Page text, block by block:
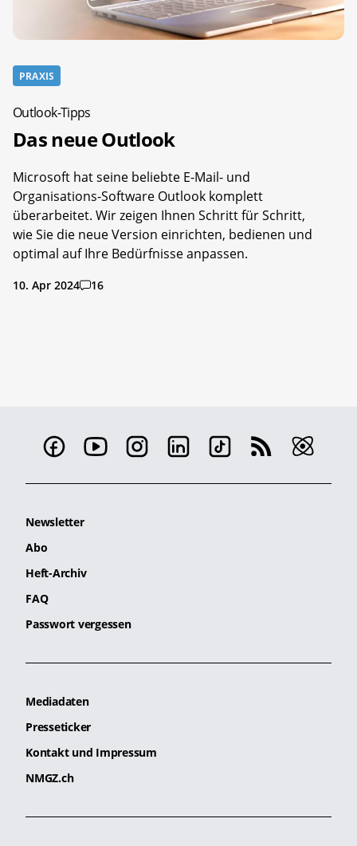
PRAXIS
Outlook-Tipps
Das neue Outlook
Microsoft hat seine beliebte E-Mail- und
Organisations-Software Outlook komplett
überarbeitet. Wir zeigen Ihnen Schritt für Schritt,
wie Sie die neue Version einrichten, bedienen und
optimal auf Ihre Bedürfnisse anpassen.
10. Apr 2024 16
Newsletter
Abo
Heft-Archiv
FAQ
Passwort vergessen
Mediadaten
Presseticker
Kontakt und Impressum
NMGZ.ch